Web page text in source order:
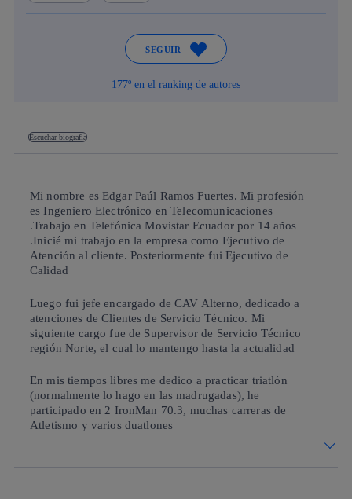
SEGUIR
177º en el ranking de autores
Escuchar biografía
Mi nombre es Edgar Paúl Ramos Fuertes. Mi profesión
es Ingeniero Electrónico en Telecomunicaciones
.Trabajo en Telefónica Movistar Ecuador por 14 años
.Inicié mi trabajo en la empresa como Ejecutivo de
Atención al cliente. Posteriormente fui Ejecutivo de
Calidad
Luego fui jefe encargado de CAV Alterno, dedicado a
atenciones de Clientes de Servicio Técnico. Mi
siguiente cargo fue de Supervisor de Servicio Técnico
región Norte, el cual lo mantengo hasta la actualidad
En mis tiempos libres me dedico a practicar triatlón
(normalmente lo hago en las madrugadas), he
participado en 2 IronMan 70.3, muchas carreras de
Atletismo y varios duatlones